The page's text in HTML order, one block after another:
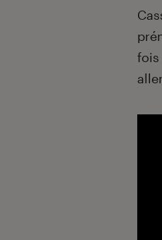
fois